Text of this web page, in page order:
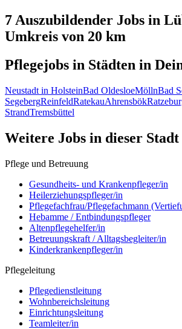
7 Auszubildender Jobs in
Umkreis von 20 km
Pflegejobs in Städten in
Neustadt in HolsteinBad OldesloeMöllnBad
SegebergReinfeldRatekauAhrensbök
StrandTremsbüttel
Weitere Jobs in dieser Stadt
Pflege und Betreuung
Gesundheits- und Krankenpfleger/in
Heilerziehungspfleger/in
Pflegefachfrau/Pflegefachmann
Hebamme / Entbindungspfleger
Altenpflegehelfer/in
Betreuungskraft / Alltagsbegleiter/in
Kinderkrankenpfleger/in
Pflegeleitung
Pflegedienstleitung
Wohnbereichsleitung
Einrichtungsleitung
Teamleiter/in